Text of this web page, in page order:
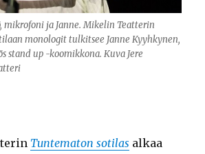
mikrofoni ja Janne. Mikelin Teatterin
monologit tulkitsee Janne Kyyhkynen,
stand up -koomikkona. Kuva Jere
Tuntematon sotilas alkaa